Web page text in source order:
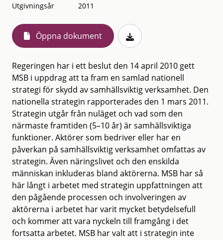
Utgivningsår
2011
Öppna dokument
Regeringen har i ett beslut den 14 april 2010 gett
MSB i uppdrag att ta fram en samlad nationell
strategi för skydd av samhällsviktig verksamhet. Den
nationella strategin rapporterades den 1 mars 2011.
Strategin utgår från nuläget och vad som den
närmaste framtiden (5–10 år) är samhällsviktiga
funktioner. Aktörer som bedriver eller har en
påverkan på samhällsviktig verksamhet omfattas av
strategin. Även näringslivet och den enskilda
människan inkluderas bland aktörerna. MSB har så
här långt i arbetet med strategin uppfattningen att
den pågående processen och involveringen av
aktörerna i arbetet har varit mycket betydelsefull
och kommer att vara nyckeln till framgång i det
fortsatta arbetet. MSB har valt att i strategin inte